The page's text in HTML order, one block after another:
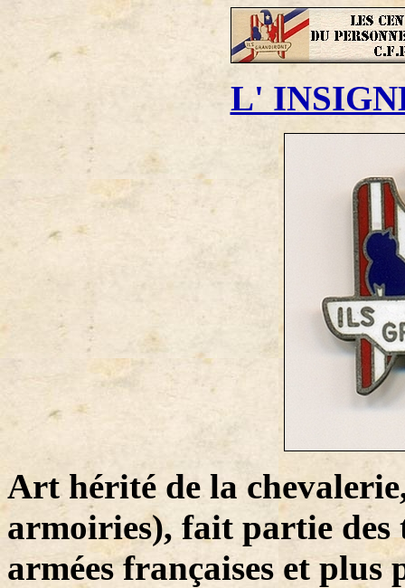
L'
Art hérité de la
armoiries), fait partie des
armées françaises et